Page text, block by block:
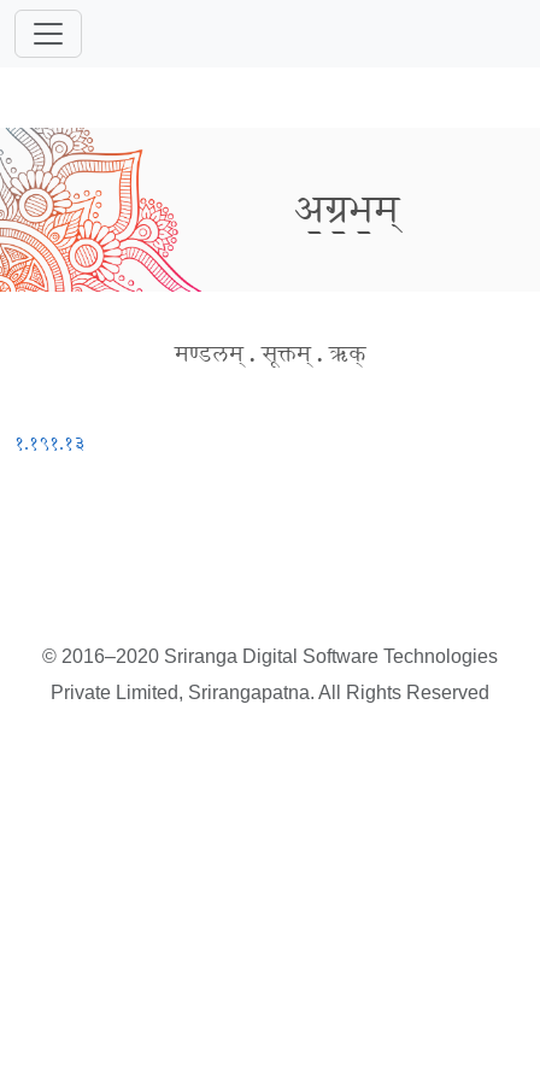
अ॒ग्र॒भ॒म्
मण्डलम् . सूक्तम् . ऋक्
१.१९१.१३
© 2016–2020 Sriranga Digital Software Technologies
Private Limited, Srirangapatna. All Rights Reserved